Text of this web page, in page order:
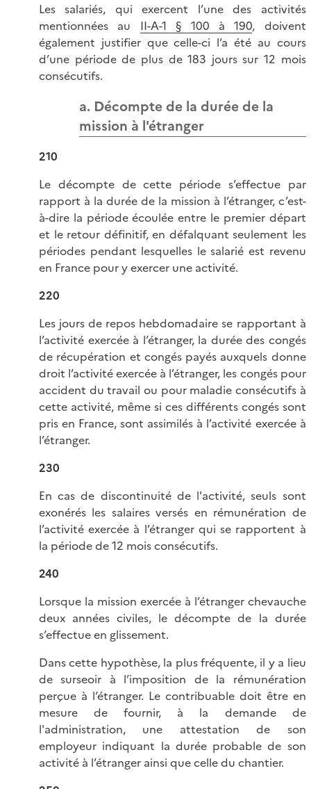
Les salariés, qui exercent l’une des activités
mentionnées au II-A-1 § 100 à 190, doivent
également justifier que celle-ci l’a été au cours
d’une période de plus de 183 jours sur 12 mois
consécutifs.
a. Décompte de la durée de la
mission à l'étranger
210
Le décompte de cette période s’effectue par
rapport à la durée de la mission à l’étranger, c’est-
à-dire la période écoulée entre le premier départ
et le retour définitif, en défalquant seulement les
périodes pendant lesquelles le salarié est revenu
en France pour y exercer une activité.
220
Les jours de repos hebdomadaire se rapportant à
l’activité exercée à l’étranger, la durée des congés
de récupération et congés payés auxquels donne
droit l’activité exercée à l’étranger, les congés pour
accident du travail ou pour maladie consécutifs à
cette activité, même si ces différents congés sont
pris en France, sont assimilés à l’activité exercée à
l’étranger.
230
En cas de discontinuité de l'activité, seuls sont
exonérés les salaires versés en rémunération de
l’activité exercée à l’étranger qui se rapportent à
la période de 12 mois consécutifs.
240
Lorsque la mission exercée à l’étranger chevauche
deux années civiles, le décompte de la durée
s’effectue en glissement.
Dans cette hypothèse, la plus fréquente, il y a lieu
de surseoir à l’imposition de la rémunération
perçue à l’étranger. Le contribuable doit être en
mesure de fournir, à la demande de
l'administration, une attestation de son
employeur indiquant la durée probable de son
activité à l’étranger ainsi que celle du chantier.